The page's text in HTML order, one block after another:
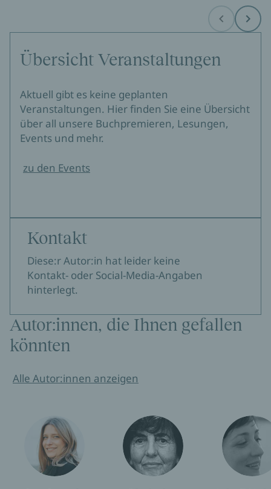
Before Next
Übersicht Veranstaltungen
Aktuell gibt es keine geplanten
Veranstaltungen. Hier finden Sie eine Übersicht
über all unsere Buchpremieren, Lesungen,
Events und mehr.
zu den Events
Kontakt
Diese:r Autor:in hat leider keine
Kontakt- oder Social-Media-Angaben
hinterlegt.
Autor:innen, die Ihnen gefallen
könnten
Alle Autor:innen anzeigen